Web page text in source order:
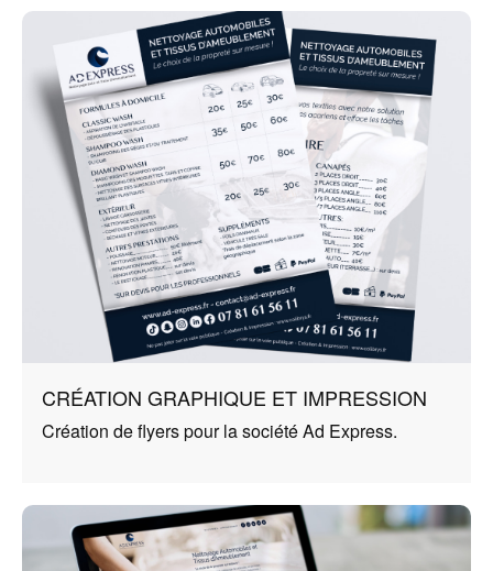
CRÉATION GRAPHIQUE ET IMPRESSION
Création de flyers pour la société Ad Express.